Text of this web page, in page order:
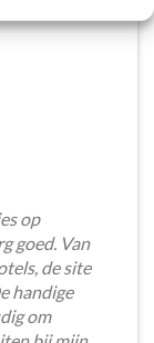
op
goed. Van
de site
handige
om